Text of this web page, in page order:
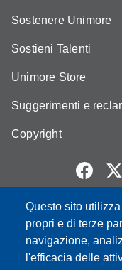
Questo sito
propri e di terze
navigazione,
l'efficacia delle
Sostenere Unimore
Sostieni Talenti
Unimore Store
Suggerimenti e
Copyright
Partita IVA:
e-mail: urp@unimore.it
PEC: primo contatto:
Indirizzo ReGIndE per